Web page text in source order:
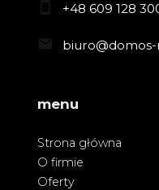
+48 609 128
menu
Strona główna
O firmie
Oferty